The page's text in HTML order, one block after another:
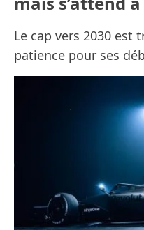
Le cap vers 2030 est
patience pour ses